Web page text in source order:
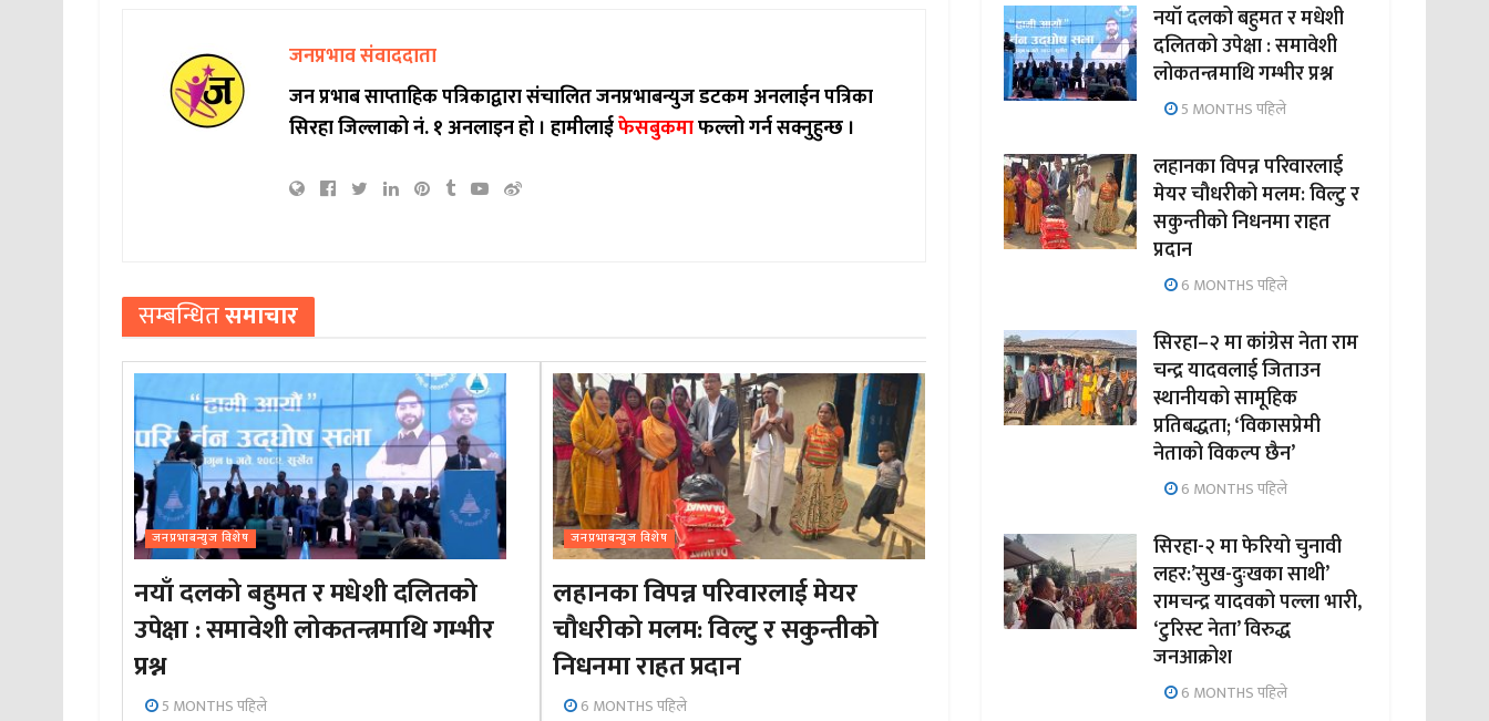
जनप्रभाव संवाददाता
जन प्रभाब साप्ताहिक पत्रिकाद्वारा संचालित जनप्रभाबन्युज डटकम अनलाईन पत्रिका
सिरहा जिल्लाको नं. १ अनलाइन हो ।हामीलाईफेसबुकमाफल्लो गर्न सक्नुहुन्छ ।
सम्बन्धितसमाचार
जनप्रभाबन्युज विशेष
नयाँ दलको बहुमत र मधेशी दलितको
उपेक्षा : समावेशी लोकतन्त्रमाथि गम्भीर
प्रश्न
5 MONTHS पहिले
जनप्रभाबन्युज विशेष
लहानका विपन्न परिवारलाई मेयर
चौधरीको मलम: विल्टु र सकुन्तीको
निधनमा राहत प्रदान
6 MONTHS पहिले
नयाँ दलको बहुमत र मधेशी
दलितको उपेक्षा : समावेशी
लोकतन्त्रमाथि गम्भीर प्रश्न
5 MONTHS पहिले
लहानका विपन्न परिवारलाई
मेयर चौधरीको मलम: विल्टु र
सकुन्तीको निधनमा राहत
प्रदान
6 MONTHS पहिले
सिरहा–२ मा कांग्रेस नेता राम
चन्द्र यादवलाई जिताउन
स्थानीयको सामूहिक
प्रतिबद्धता; ‘विकासप्रेमी
नेताको विकल्प छैन’
6 MONTHS पहिले
सिरहा-२ मा फेरियो चुनावी
लहर:’सुख-दुःखका साथी’
रामचन्द्र यादवको पल्ला भारी,
‘टुरिस्ट नेता’ विरुद्ध
जनआक्रोश
6 MONTHS पहिले